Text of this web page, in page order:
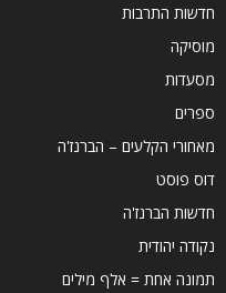
חדשות התרבות
מוסיקה
מסעדות
ספרים
מאחורי הקלעים – הברנז'ה
דוס פוסט
חדשות הברנז'ה
נקודה יהודית
תמונה אחת = אלף מילים